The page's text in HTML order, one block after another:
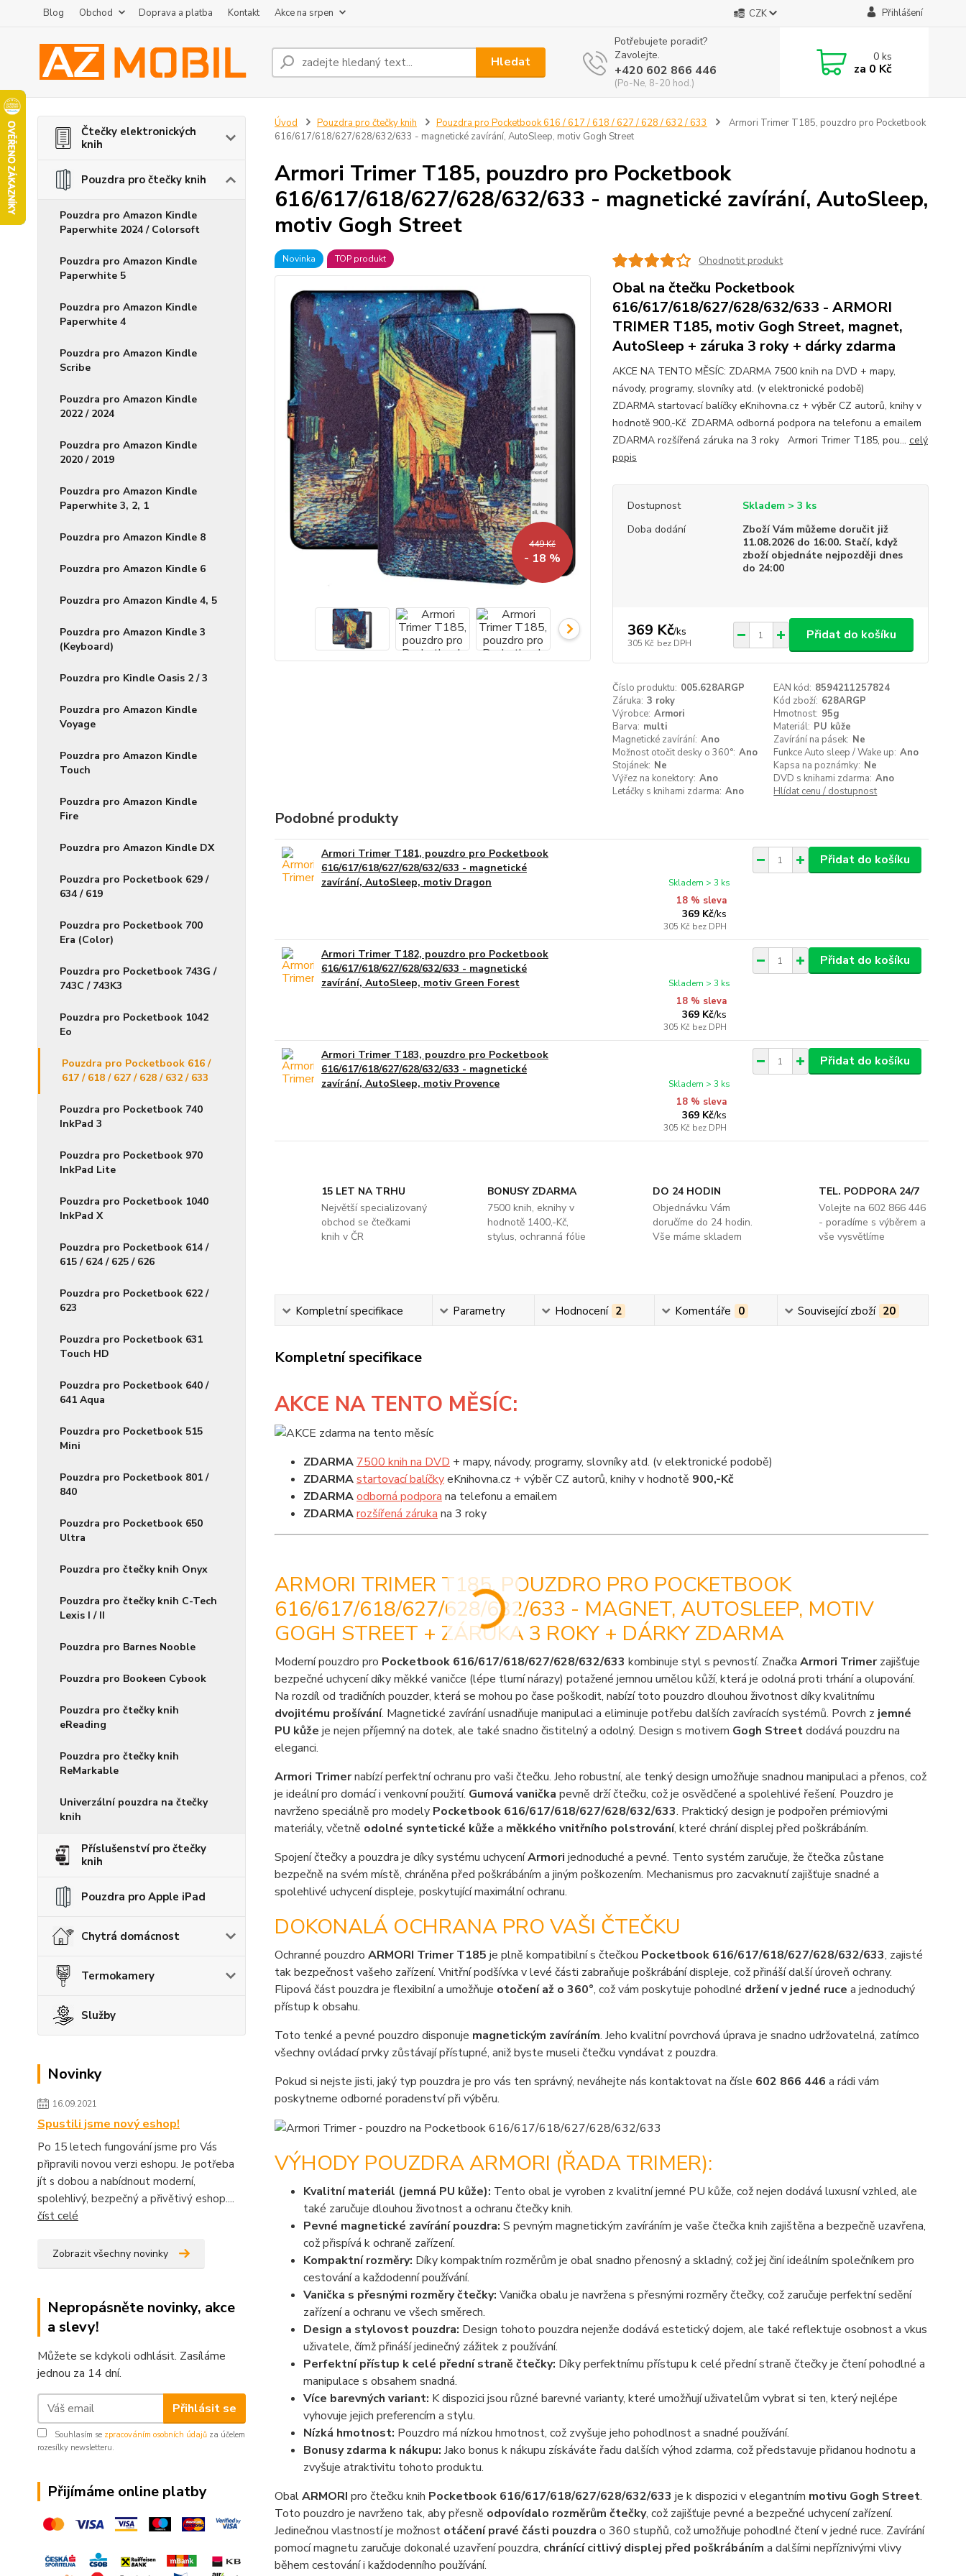
Blog Obchod Doprava a platba Kontakt Akce na srpen CZK Přihlášení
Hledat
Potřebujete poradit?
Zavolejte.
+420 602 866 446
(Po-Ne, 8-20 hod.)
0ks
za 0 Kč
Čtečky elektronických
knih
Pouzdra pro čtečky knih
Pouzdra pro Amazon Kindle
Paperwhite 2024 / Colorsoft
Pouzdra pro Amazon Kindle
Paperwhite 5
Pouzdra pro Amazon Kindle
Paperwhite 4
Pouzdra pro Amazon Kindle
Scribe
Pouzdra pro Amazon Kindle
2022 / 2024
Pouzdra pro Amazon Kindle
2020 / 2019
Pouzdra pro Amazon Kindle
Paperwhite 3, 2, 1
Pouzdra pro Amazon Kindle 8
Pouzdra pro Amazon Kindle 6
Pouzdra pro Amazon Kindle 4, 5
Pouzdra pro Amazon Kindle 3
(Keyboard)
Pouzdra pro Kindle Oasis 2 / 3
Pouzdra pro Amazon Kindle
Voyage
Pouzdra pro Amazon Kindle
Touch
Pouzdra pro Amazon Kindle
Fire
Pouzdra pro Amazon Kindle DX
Pouzdra pro Pocketbook 629 /
634 / 619
Pouzdra pro Pocketbook 700
Era (Color)
Pouzdra pro Pocketbook 743G /
743C / 743K3
Pouzdra pro Pocketbook 1042
Eo
Pouzdra pro Pocketbook 616 /
617 / 618 / 627 / 628 / 632 / 633
Pouzdra pro Pocketbook 740
InkPad 3
Pouzdra pro Pocketbook 970
InkPad Lite
Pouzdra pro Pocketbook 1040
InkPad X
Pouzdra pro Pocketbook 614 /
615 / 624 / 625 / 626
Pouzdra pro Pocketbook 622 /
623
Pouzdra pro Pocketbook 631
Touch HD
Pouzdra pro Pocketbook 640 /
641 Aqua
Pouzdra pro Pocketbook 515
Mini
Pouzdra pro Pocketbook 801 /
840
Pouzdra pro Pocketbook 650
Ultra
Pouzdra pro čtečky knih Onyx
Pouzdra pro čtečky knih C-Tech
Lexis I / II
Pouzdra pro Barnes Nooble
Pouzdra pro Bookeen Cybook
Pouzdra pro čtečky knih
eReading
Pouzdra pro čtečky knih
ReMarkable
Univerzální pouzdra na čtečky
knih
Příslušenství pro čtečky
knih
Pouzdra pro Apple iPad
Chytrá domácnost
Termokamery
Služby
Novinky
16.09.2021
Spustili jsme nový eshop!
Po 15 letech fungování jsme pro Vás
připravili novou verzi eshopu. Je potřeba
jít s dobou a nabídnout moderní,
spolehlivý, bezpečný a přivětivý eshop....
číst celé
Zobrazit všechny novinky
Nepropásněte novinky, akce
a slevy!
Můžete se kdykoli odhlásit. Zasíláme
jednou za 14 dní.
Přihlásit se
Souhlasím se zpracováním osobních údajů za účelem
rozesílky newsletteru.
Přijímáme online platby
Úvod Pouzdra pro čtečky knih Pouzdra pro Pocketbook 616 / 617 / 618 / 627 / 628 / 632 / 633
Armori Trimer T185, pouzdro pro Pocketbook
616/617/618/627/628/632/633 - magnetické zavírání, AutoSleep, motiv Gogh Street
Armori Trimer T185, pouzdro pro Pocketbook
616/617/618/627/628/632/633 - magnetické zavírání, AutoSleep,
motiv Gogh Street
Novinka TOP produkt
449 Kč
- 18 %
Ohodnotit produkt
Obal na čtečku Pocketbook
616/617/618/627/628/632/633 - ARMORI
TRIMER T185, motiv Gogh Street, magnet,
AutoSleep + záruka 3 roky + dárky zdarma
AKCE NA TENTO MĚSÍC: ZDARMA 7500 knih na DVD + mapy,
návody, programy, slovníky atd. (v elektronické podobě)
ZDARMA startovací balíčky eKnihovna.cz + výběr CZ autorů, knihy v
hodnotě 900,-Kč ZDARMA odborná podpora na telefonu a emailem
ZDARMA rozšířená záruka na 3 roky Armori Trimer T185, pou... celý
popis
Dostupnost
Skladem > 3 ks
Doba dodání
Zboží Vám můžeme doručit již
11.08.2026 do 16:00. Stačí, když
zboží objednáte nejpozději dnes
do 24:00
369 Kč/ks
305 Kč bez DPH
Přidat do košíku
Číslo produktu: 005.628ARGP EAN kód: 8594211257824
Záruka: 3 roky Kód zboží: 628ARGP
Výrobce: Armori Hmotnost: 95g
Barva: multi Materiál: PU kůže
Magnetické zavírání: Ano Zavírání na pásek: Ne
Možnost otočit desky o 360°: Ano Funkce Auto sleep / Wake up: Ano
Stojánek: Ne Kapsa na poznámky: Ne
Výřez na konektory: Ano DVD s knihami zdarma: Ano
Letáčky s knihami zdarma: Ano Hlídat cenu / dostupnost
Podobné produkty
Armori Trimer T181, pouzdro pro Pocketbook
616/617/618/627/628/632/633 - magnetické
zavírání, AutoSleep, motiv Dragon
18 % sleva
369 Kč/ks
305 Kč bez DPH
Skladem > 3 ks
Přidat do košíku
Armori Trimer T182, pouzdro pro Pocketbook
616/617/618/627/628/632/633 - magnetické
zavírání, AutoSleep, motiv Green Forest
18 % sleva
369 Kč/ks
305 Kč bez DPH
Skladem > 3 ks
Přidat do košíku
Armori Trimer T183, pouzdro pro Pocketbook
616/617/618/627/628/632/633 - magnetické
zavírání, AutoSleep, motiv Provence
18 % sleva
369 Kč/ks
305 Kč bez DPH
Skladem > 3 ks
Přidat do košíku
15 LET NA TRHU
Největší specializovaný
obchod se čtečkami
knih v ČR
BONUSY ZDARMA
7500 knih, eknihy v
hodnotě 1400,-Kč,
stylus, ochranná fólie
DO 24 HODIN
Objednávku Vám
doručíme do 24 hodin.
Vše máme skladem
TEL. PODPORA 24/7
Volejte na 602 866 446
- poradíme s výběrem a
vše vysvětlíme
Kompletní specifikace Parametry Hodnocení 2 Komentáře 0 Související zboží 20
Kompletní specifikace
AKCE NA TENTO MĚSÍC:
ZDARMA 7500 knih na DVD + mapy, návody, programy, slovníky atd. (v elektronické podobě)
ZDARMAstartovací balíčkyeKnihovna.cz + výběr CZ autorů, knihy v hodnotě 900,-Kč
ZDARMAodborná podpora na telefonu a emailem
ZDARMArozšířená záruka na 3 roky
ARMORI TRIMER T185, POUZDRO PRO POCKETBOOK
616/617/618/627/628/632/633 - MAGNET, AUTOSLEEP, MOTIV
GOGH STREET + ZÁRUKA 3 ROKY + DÁRKY ZDARMA
Moderní pouzdro pro Pocketbook 616/617/618/627/628/632/633 kombinuje styl s pevností. Značka Armori Trimerzajišťuje
bezpečné uchycení díky měkké vaničce (lépe tlumí nárazy) potažené jemnou umělou kůží, která je odolná proti trhání a olupování.
Na rozdíl od tradičních pouzder, která se mohou po čase poškodit, nabízí toto pouzdro dlouhou životnost díky kvalitnímu
dvojitému prošívání. Magnetické zavírání usnadňuje manipulaci a eliminuje potřebu dalších zavíracích systémů. Povrch z jemné
PU kůže je nejen příjemný na dotek, ale také snadno čistitelný a odolný. Design s motivem Gogh Streetdodává pouzdru na
eleganci.
Armori Trimernabízí perfektní ochranu pro vaši čtečku. Jeho robustní, ale tenký design umožňuje snadnou manipulaci a přenos, což
je ideální pro domácí i venkovní použití. Gumová vanička pevně drží čtečku, což je osvědčené a spolehlivé řešení. Pouzdro je
navrženo speciálně pro modelyPocketbook 616/617/618/627/628/632/633. Praktický design je podpořen prémiovými
materiály, včetně odolné syntetické kůže a měkkého vnitřního polstrování, které chrání displej před poškrábáním.
Spojení čtečky a pouzdra je díky systému uchyceníArmori jednoduché a pevné. Tento systém zaručuje, že čtečka zůstane
bezpečně na svém místě, chráněna před poškrábáním a jiným poškozením. Mechanismus pro zacvaknutí zajišťuje snadné a
spolehlivé uchycení displeje, poskytující maximální ochranu.
DOKONALÁ OCHRANA PRO VAŠI ČTEČKU
Ochranné pouzdro ARMORI Trimer T185 je plně kompatibilní s čtečkou Pocketbook 616/617/618/627/628/632/633, zajisté
tak bezpečnost vašeho zařízení. Vnitřní podšívka v levé části zabraňuje poškrábání displeje, což přináší další úroveň ochrany.
Flipová část pouzdra je flexibilní a umožňuje otočení až o 360°, což vám poskytuje pohodlné držení v jedné ruce a jednoduchý
přístup k obsahu.
Toto tenké a pevné pouzdro disponuje magnetickým zavíráním. Jeho kvalitní povrchová úprava je snadno udržovatelná, zatímco
všechny ovládací prvky zůstávají přístupné, aniž byste museli čtečku vyndávat z pouzdra.
Pokud si nejste jisti, jaký typ pouzdra je pro vás ten správný, neváhejte nás kontaktovat na čísle 602 866 446 a rádi vám
poskytneme odborné poradenství při výběru.
VÝHODY POUZDRA ARMORI (ŘADA TRIMER):
Kvalitní materiál (jemná PU kůže): Tento obal je vyroben z kvalitní jemné PU kůže, což nejen dodává luxusní vzhled, ale
také zaručuje dlouhou životnost a ochranu čtečky knih.
Pevné magnetické zavírání pouzdra: S pevným magnetickým zavíráním je vaše čtečka knih zajištěna a bezpečně uzavřena,
což přispívá k ochraně zařízení.
Kompaktní rozměry: Díky kompaktním rozměrům je obal snadno přenosný a skladný, což jej činí ideálním společníkem pro
cestování a každodenní používání.
Vanička s přesnými rozměry čtečky: Vanička obalu je navržena s přesnými rozměry čtečky, což zaručuje perfektní sedění
zařízení a ochranu ve všech směrech.
Design a stylovost pouzdra: Design tohoto pouzdra nejenže dodává estetický dojem, ale také reflektuje osobnost a vkus
uživatele, čímž přináší jedinečný zážitek z používání.
Perfektní přístup k celé přední straně čtečky: Díky perfektnímu přístupu k celé přední straně čtečky je čtení pohodlné a
manipulace s obsahem snadná.
Více barevných variant: K dispozici jsou různé barevné varianty, které umožňují uživatelům vybrat si ten, který nejlépe
vyhovuje jejich preferencím a stylu.
Nízká hmotnost: Pouzdro má nízkou hmotnost, což zvyšuje jeho pohodlnost a snadné používání.
Bonusy zdarma k nákupu: Jako bonus k nákupu získáváte řadu dalších výhod zdarma, což představuje přidanou hodnotu a
zvyšuje atraktivitu tohoto produktu.
ObalARMORI pro čtečku knih Pocketbook 616/617/618/627/628/632/633 je k dispozici v elegantním motivu Gogh Street.
Toto pouzdro je navrženo tak, aby přesně odpovídalo rozměrům čtečky, což zajišťuje pevné a bezpečné uchycení zařízení.
Jedinečnou vlastností je možnost otáčení pravé části pouzdra o 360 stupňů, což umožňuje pohodlné čtení v jedné ruce. Zavírání
pomocí magnetu zaručuje dokonalé uzavření pouzdra, chránící citlivý displej před poškrábáním a dalšími nepříznivými vlivy
během cestování i každodenního používání.